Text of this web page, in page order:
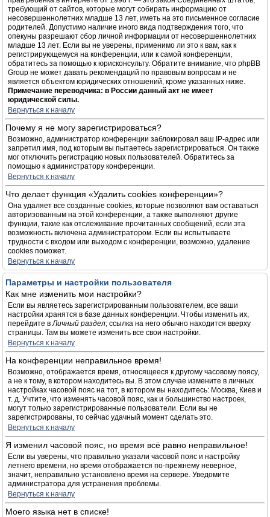
требующий от сайтов, которые могут собирать информацию от
несовершеннолетних младше 13 лет, иметь на это письменное согласие
родителей. Допустимо наличие иного вида подтверждения того, что
опекуны разрешают сбор личной информации от несовершеннолетних
младше 13 лет. Если вы не уверены, применимо ли это к вам, как к
регистрирующемуся на конференции, или к самой конференции,
обратитесь за помощью к юрисконсульту. Обратите внимание, что phpBB
Group не может давать рекомендаций по правовым вопросам и не
является объектом юридических отношений, кроме указанных ниже.
Примечание переводчика: в России данный акт не имеет
юридической силы.
Вернуться к началу
Почему я не могу зарегистрироваться?
Возможно, администратор конференции заблокировал ваш IP-адрес или
запретил имя, под которым вы пытаетесь зарегистрироваться. Он также
мог отключить регистрацию новых пользователей. Обратитесь за
помощью к администратору конференции.
Вернуться к началу
Что делает функция «Удалить cookies конференции»?
Она удаляет все созданные cookies, которые позволяют вам оставаться
авторизованным на этой конференции, а также выполняют другие
функции, такие как отслеживание прочитанных сообщений, если эта
возможность включена администратором. Если вы испытываете
трудности с входом или выходом с конференции, возможно, удаление
cookies поможет.
Вернуться к началу
Параметры и настройки пользователя
Как мне изменить мои настройки?
Если вы являетесь зарегистрированным пользователем, все ваши
настройки хранятся в базе данных конференции. Чтобы изменить их,
перейдите вЛичный раздел; ссылка на него обычно находится вверху
страницы. Там вы можете изменить все свои настройки.
Вернуться к началу
На конференции неправильное время!
Возможно, отображается время, относящееся к другому часовому поясу,
а не к тому, в котором находитесь вы. В этом случае измените в личных
настройках часовой пояс на тот, в котором вы находитесь: Москва, Киев и
т. д. Учтите, что изменять часовой пояс, как и большинство настроек,
могут только зарегистрированные пользователи. Если вы не
зарегистрированы, то сейчас удачный момент сделать это.
Вернуться к началу
Я изменил часовой пояс, но время всё равно неправильное!
Если вы уверены, что правильно указали часовой пояс и настройку
летнего времени, но время отображается по-прежнему неверное,
значит, неправильно установлено время на сервере. Уведомите
администратора для устранения проблемы.
Вернуться к началу
Моего языка нет в списке!